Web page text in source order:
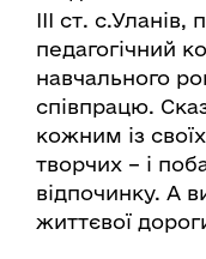
ІІІ ст. с.Уланів,
педагогічний
навчального
співпрацю.
кожним із
творчих – і
відпочинку. А
життєвої